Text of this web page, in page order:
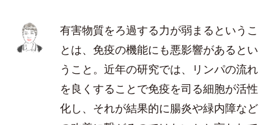
有害物質をろ過する力が弱まるというこ
とは、免疫の機能にも悪影響があるとい
うこと。近年の研究では、リンパの流れ
を良くすることで免疫を司る細胞が活性
化し、それが結果的に腸炎や緑内障など